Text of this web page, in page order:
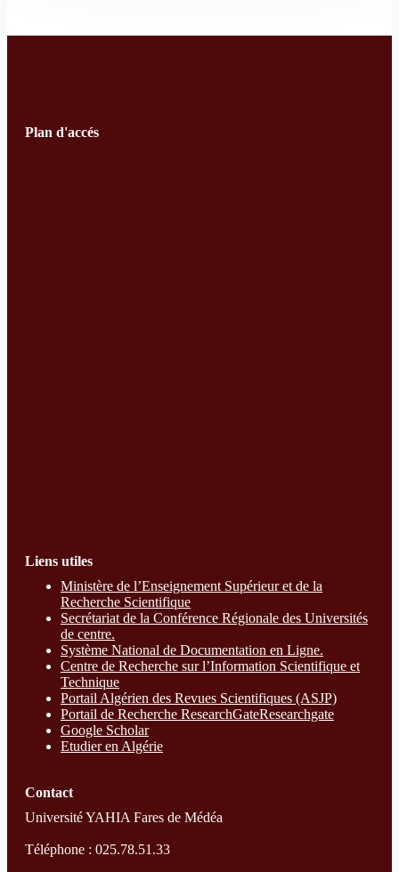
Plan d'accés
Liens utiles
Ministère de l’Enseignement Supérieur et de la
Recherche Scientifique
Secrétariat de la Conférence Régionale des Universités
de centre.
Système National de Documentation en Ligne.
Centre de Recherche sur l’Information Scientifique et
Technique
Portail Algérien des Revues Scientifiques (ASJP)
Portail de Recherche ResearchGateResearchgate
Google Scholar
Etudier en Algérie
Contact
Université YAHIA Fares de Médéa
Téléphone : 025.78.51.33